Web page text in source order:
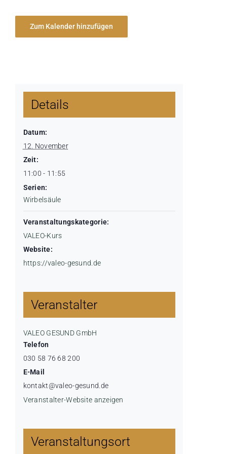
Zum Kalender hinzufügen
Details
Datum:
12. November
Zeit:
11:00 - 11:55
Serien:
Wirbelsäule
Veranstaltungskategorie:
VALEO-Kurs
Website:
https://valeo-gesund.de
Veranstalter
VALEO GESUND GmbH
Telefon
030 58 76 68 200
E-Mail
kontakt@valeo-gesund.de
Veranstalter-Website anzeigen
Veranstaltungsort